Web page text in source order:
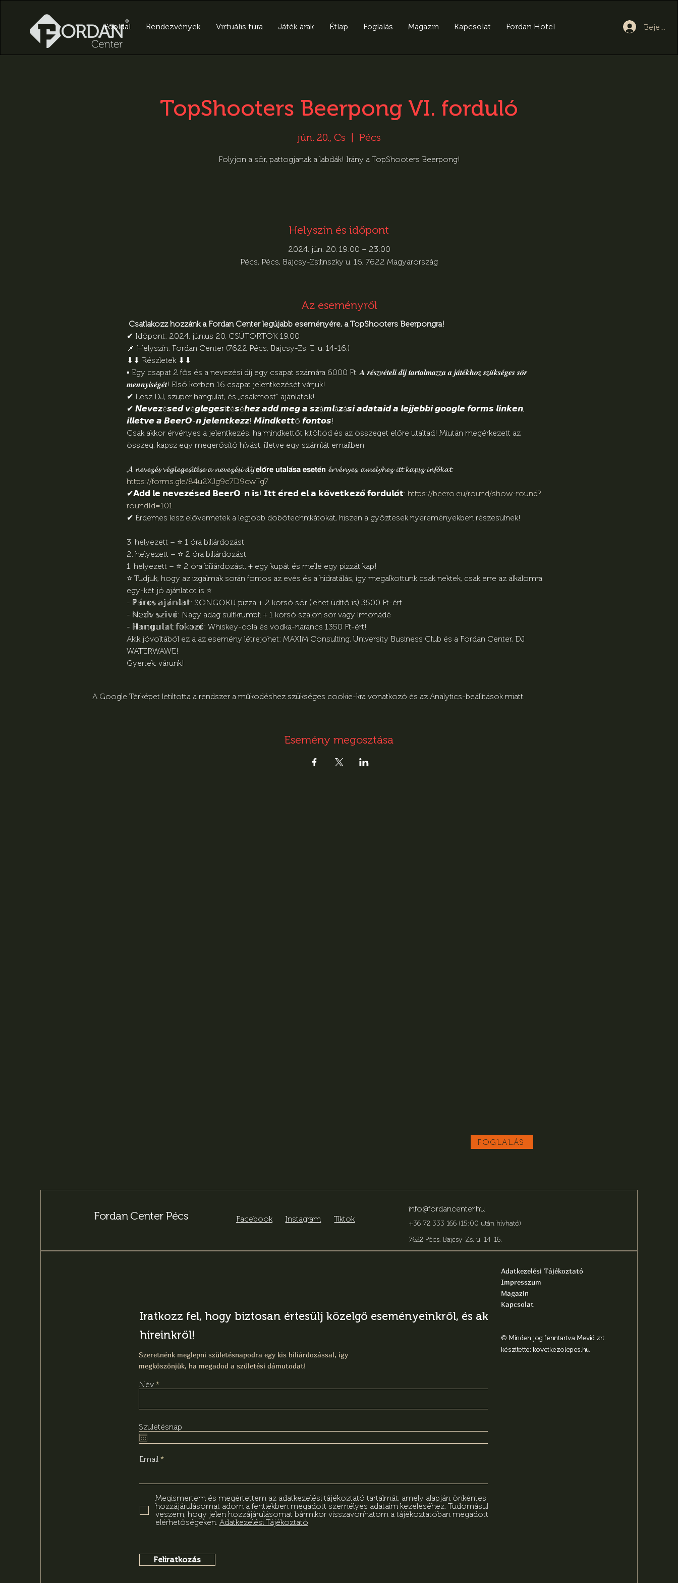
Főoldal Rendezvények Virtuális túra Játék árak Étlap Foglalás Magazin Kapcsolat Fordan Hotel
TopShooters Beerpong VI. forduló
jún. 20., Cs
  |
Pécs
Folyjon a sör, pattogjanak a labdák! Irány a TopShooters Beerpong!
Helyszín és időpont
2024. jún. 20. 19:00 – 23:00
Pécs, Pécs, Bajcsy-Zsilinszky u. 16, 7622 Magyarország
Az eseményről
Csatlakozz hozzánk a Fordan Center legújabb eseményére, a TopShooters Beerpongra!
✔︎ Időpont: 2024. június 20. CSÜTÖRTÖK 19.00
📌 Helyszín: Fordan Center (7622 Pécs, Bajcsy-Zs. E. u. 14-16.)
⬇︎⬇︎ Részletek ⬇︎⬇︎
▪︎ Egy csapat 2 fős és a nevezési díj egy csapat számára 6000 Ft. 𝑨 𝒓𝒆́𝒔𝒛𝒗𝒆́𝒕𝒆𝒍𝒊 𝒅𝒊́𝒋 𝒕𝒂𝒓𝒕𝒂𝒍𝒎𝒂𝒛𝒛𝒂 𝒂 𝒋𝒂́𝒕𝒆́𝒌𝒉𝒐𝒛 𝒔𝒛𝒖̈𝒌𝒔𝒆́𝒈𝒆𝒔 𝒔𝒐̈𝒓
𝒎𝒆𝒏𝒏𝒚𝒊𝒔𝒆́𝒈𝒆́𝒕! Első körben 16 csapat jelentkezését várjuk!
✔︎ Lesz DJ, szuper hangulat, és „csakmost” ajánlatok!
✔︎ 𝙉𝙚𝙫𝙚𝙯é𝙨𝙚𝙙 𝙫é𝙜𝙡𝙚𝙜𝙚𝙨í𝙩é𝙨é𝙝𝙚𝙯 𝙖𝙙𝙙 𝙢𝙚𝙜 𝙖 𝙨𝙯á𝙢𝙡á𝙯á𝙨𝙞 𝙖𝙙𝙖𝙩𝙖𝙞𝙙 𝙖 𝙡𝙚𝙟𝙟𝙚𝙗𝙗𝙞 𝙜𝙤𝙤𝙜𝙡𝙚 𝙛𝙤𝙧𝙢𝙨 𝙡𝙞𝙣𝙠𝙚𝙣,
𝙞𝙡𝙡𝙚𝙩𝙫𝙚 𝙖 𝘽𝙚𝙚𝙧𝙊-𝙣 𝙟𝙚𝙡𝙚𝙣𝙩𝙠𝙚𝙯𝙯! 𝙈𝙞𝙣𝙙𝙠𝙚𝙩𝙩ő 𝙛𝙤𝙣𝙩𝙤𝙨!
Csak akkor érvényes a jelentkezés, ha mindkettőt kitöltöd és az összeget előre utaltad! Miután megérkezett az
összeg, kapsz egy megerősítő hívást, illetve egy számlát emailben.
𝓐 𝓷𝓮𝓿𝓮𝔃𝓮́𝓼 𝓿𝓮́𝓰𝓵𝓮𝓰𝓮𝓼𝓲́𝓽𝓮́𝓼𝓮 𝓪 𝓷𝓮𝓿𝓮𝔃𝓮́𝓼𝓲 𝓭𝓲́𝓳 𝗲𝗹𝗼̋𝗿𝗲 𝘂𝘁𝗮𝗹𝗮́𝘀𝗮 𝗲𝘀𝗲𝘁𝗲́𝗻 𝓮́𝓻𝓿𝓮́𝓷𝔂𝓮𝓼, 𝓪𝓶𝓮𝓵𝔂𝓱𝓮𝔃 𝓲𝓽𝓽 𝓴𝓪𝓹𝓼𝔃 𝓲𝓷𝓯𝓸́𝓴𝓪𝓽:
https://forms.gle/84u2XJg9c7D9cwTg7
✔︎𝗔𝗱𝗱 𝗹𝗲 𝗻𝗲𝘃𝗲𝘇𝗲́𝘀𝗲𝗱 𝗕𝗲𝗲𝗿𝗢-𝗻 𝗶𝘀! 𝗜𝘁𝘁 𝗲́𝗿𝗲𝗱 𝗲𝗹 𝗮 𝗸𝗼̈𝘃𝗲𝘁𝗸𝗲𝘇𝗼̋ 𝗳𝗼𝗿𝗱𝘂𝗹𝗼́𝘁: https://beero.eu/round/show-round?
roundId=101
✔︎ Érdemes lesz elővennetek a legjobb dobótechnikátokat, hiszen a győztesek nyereményekben részesülnek!
3. helyezett – ⭐ 1 óra biliárdozást
2. helyezett – ⭐ 2 óra biliárdozást
1. helyezett – ⭐ 2 óra biliárdozást, + egy kupát és mellé egy pizzát kap!
⭐ Tudjuk, hogy az izgalmak során fontos az evés és a hidratálás, így megalkottunk csak nektek, csak erre az alkalomra
egy-két jó ajánlatot is ⭐
- ℙ𝕒́𝕣𝕠𝕤 𝕒𝕛𝕒́𝕟𝕝𝕒𝕥: SONGOKU pizza + 2 korsó sör (lehet üdítő is) 3500 Ft-ért
- ℕ𝕖𝕕𝕧 𝕤𝕫𝕚́𝕧𝕠́: Nagy adag sültkrumpli + 1 korsó szalon sör vagy limonádé
- ℍ𝕒𝕟𝕘𝕦𝕝𝕒𝕥 𝕗𝕠𝕜𝕠𝕫𝕠́: Whiskey-cola és vodka-narancs 1350 Ft-ért!
Akik jóvoltából ez a az esemény létrejöhet: MAXIM Consulting, University Business Club és a Fordan Center, DJ
WATERWAWE!
Gyertek, várunk!
A Google Térképet letiltotta a rendszer a működéshez szükséges cookie-kra vonatkozó és az Analytics-beállítások miatt.
Esemény megosztása
FOGLALÁS
Fordan Center Pécs Facebook Instagram Tiktok
info@fordancenter.hu
+36 72 333 166 (15:00 után hívható)
7622 Pécs, Bajcsy-Zs. u. 14-16.
Iratkozz fel, hogy biztosan értesülj közelgő eseményeinkről, és aktuális
híreinkről!
Szeretnénk meglepni születésnapodra egy kis biliárdozással, így
megköszönjük, ha megadod a születési dámutodat!
Név
Születésnap
Email
Megismertem és megértettem az adatkezelési tájékoztató tartalmát, amely alapján önkéntes
hozzájárulásomat adom a fentiekben megadott személyes adataim kezeléséhez. Tudomásul
veszem, hogy jelen hozzájárulásomat bármikor visszavonhatom a tájékoztatóban megadott
elérhetőségeken. Adatkezelési Tájékoztató
Feliratkozás
Adatkezelési Tájékoztató
Impresszum
Magazin
Kapcsolat
© Minden jog fenntartva Mevid zrt.
készítette: kovetkezolepes.hu